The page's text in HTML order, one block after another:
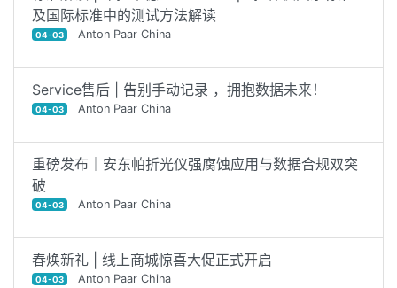
及国际标准中的测试方法解读
04-03 Anton Paar China
Service售后 | 告别手动记录 ，拥抱数据未来！
04-03 Anton Paar China
重磅发布｜安东帕折光仪强腐蚀应用与数据合规双突
破
04-03 Anton Paar China
春焕新礼 | 线上商城惊喜大促正式开启
04-03 Anton Paar China